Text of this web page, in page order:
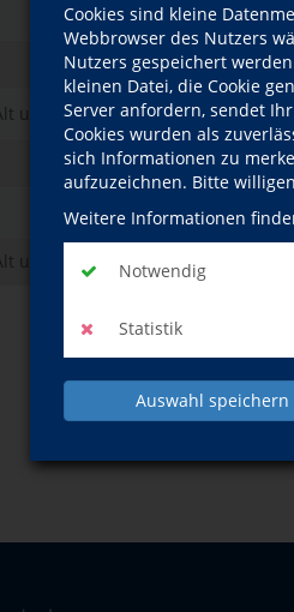
Cookies sind kleine
Webbrowser des Nutzers
Nutzers gespeichert
kleinen Datei, die Cookie
Server anfordern, sendet
Cookies wurden als
sich Informationen zu
aufzuzeichnen. Bitte
Weitere Informationen
Notwendig
Statistik
Auswahl speichern
und Bass)/Ukulele
und Bass)/Ukulele